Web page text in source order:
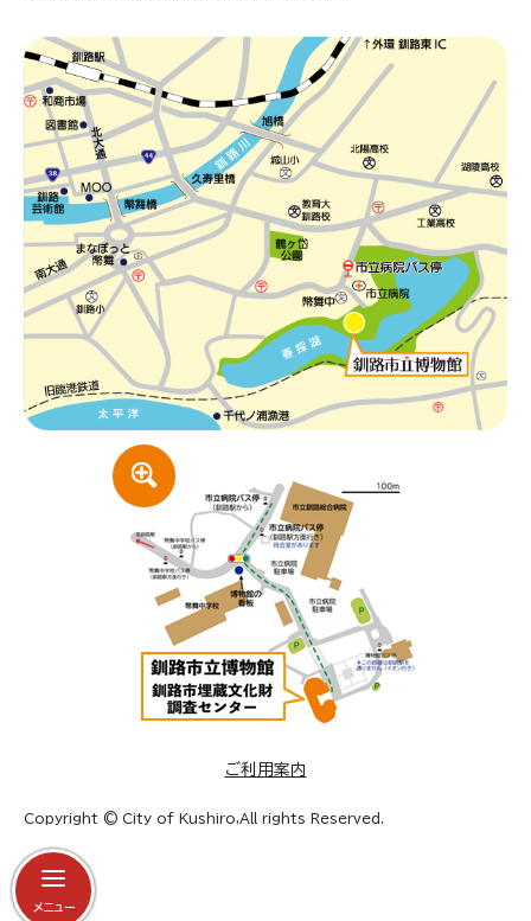
メニュー
ご利用案内
Copyright © City of Kushiro,All rights Reserved.